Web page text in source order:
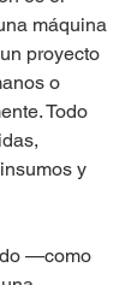
máquina
proyecto
o
Todo
y
—como